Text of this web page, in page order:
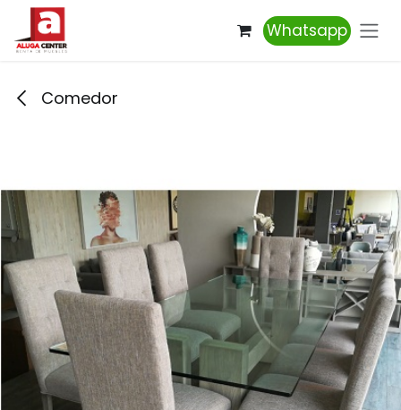
Ir al contenido
Whatsapp
Comedor